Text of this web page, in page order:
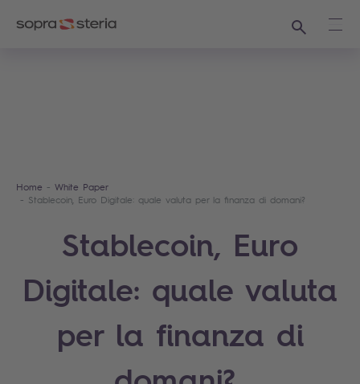
Ricerca
Home
White Paper
Stablecoin, Euro Digitale: quale valuta per la finanza di domani?
Stablecoin, Euro
Digitale: quale valuta
per la finanza di